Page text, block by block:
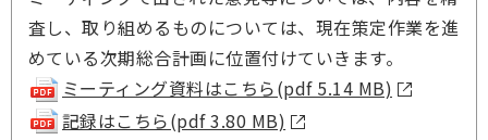
査し、取り組めるものについては、現在策定作業を進
めている次期総合計画に位置付けていきます。
ミーティング資料はこちら(pdf 5.14 MB)
記録はこちら(pdf 3.80 MB)